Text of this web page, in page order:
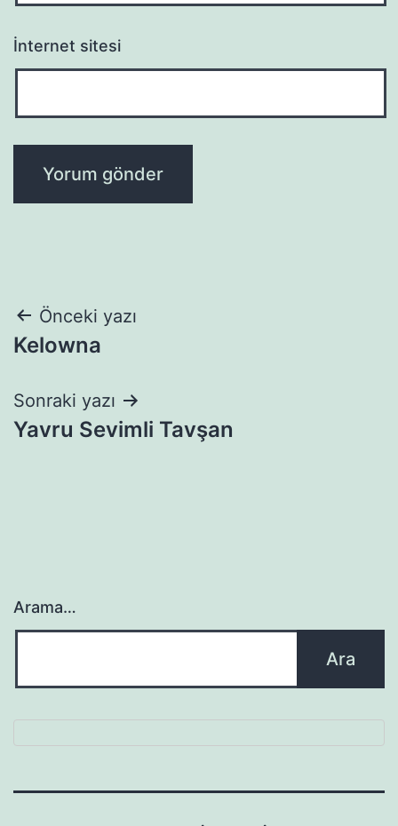
İnternet sitesi
Yazı
gezinmesi
Önceki yazı
Kelowna
Sonraki yazı
Yavru Sevimli Tavşan
Arama…